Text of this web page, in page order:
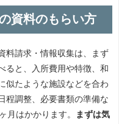
資料のもらい方
料請求・情報収集は、まず
ると、入所費用や特徴、和
似たような施設などを合わ
程調整、必要書類の準備な
月はかかります。
まずは気